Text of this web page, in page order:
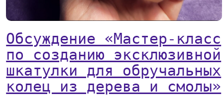
Обсуждение «Мастер-класс
по созданию эксклюзивной
шкатулки для обручальных
колец из дерева и смолы»